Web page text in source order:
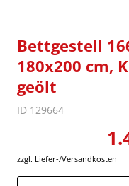
Bettgestell
180x200 cm,
geölt
ID 129664
zzgl. Liefer-/Versandkosten